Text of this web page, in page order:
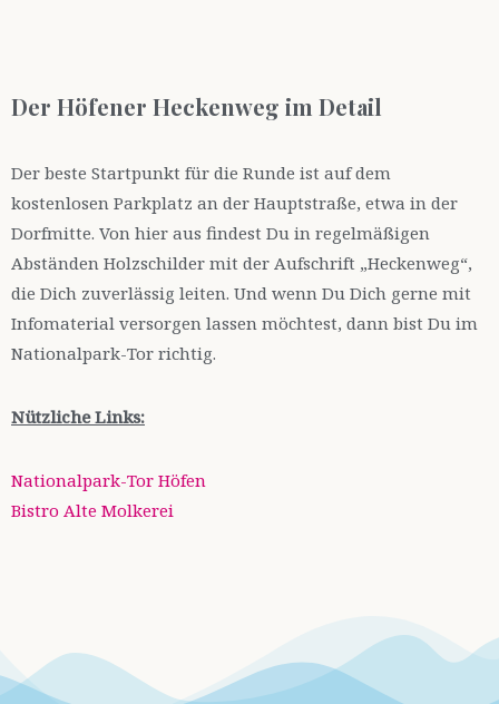
Der Höfener Heckenweg im Detail
Der beste Startpunkt für die Runde ist auf dem
kostenlosen Parkplatz an der Hauptstraße, etwa in der
Dorfmitte. Von hier aus findest Du in regelmäßigen
Abständen Holzschilder mit der Aufschrift „Heckenweg“,
die Dich zuverlässig leiten. Und wenn Du Dich gerne mit
Infomaterial versorgen lassen möchtest, dann bist Du im
Nationalpark-Tor richtig.
Nützliche Links:
Nationalpark-Tor Höfen
Bistro Alte Molkerei